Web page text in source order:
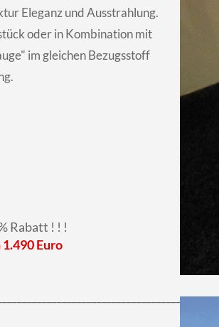
Eleganz und Ausstrahlung.
oder in Kombination mit
im gleichen Bezugsstoff
Rabatt ! ! !
Euro